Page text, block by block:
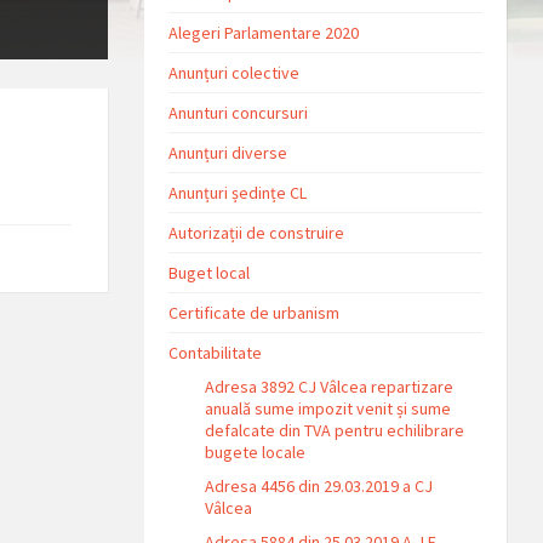
Alegeri Parlamentare 2020
Anunțuri colective
Anunturi concursuri
Anunțuri diverse
Anunțuri ședințe CL
Autorizații de construire
Buget local
Certificate de urbanism
Contabilitate
Adresa 3892 CJ Vâlcea repartizare
anuală sume impozit venit și sume
defalcate din TVA pentru echilibrare
bugete locale
Adresa 4456 din 29.03.2019 a CJ
Vâlcea